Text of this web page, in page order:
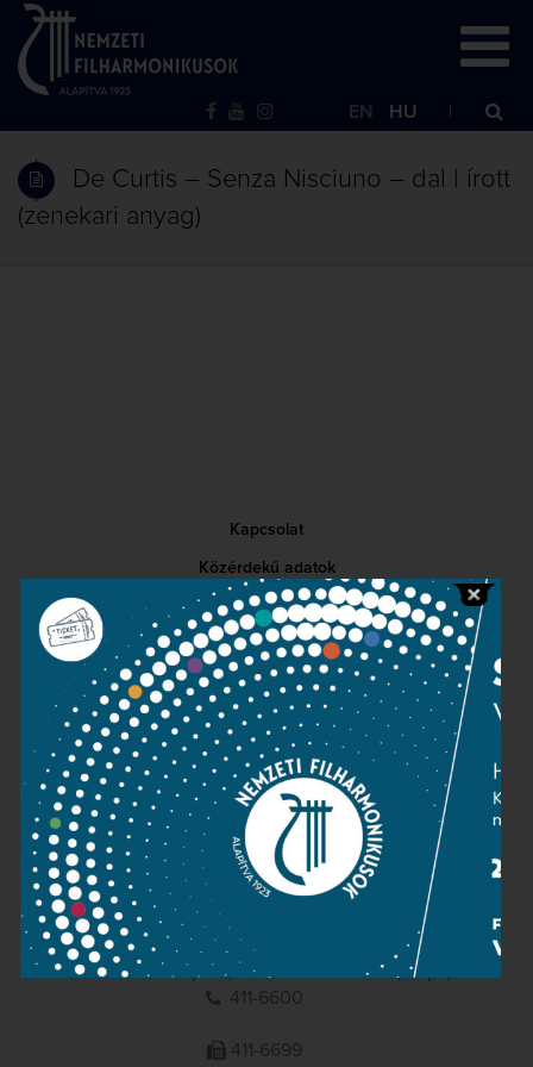
EN HU
De Curtis – Senza Nisciuno – dal | írott
(zenekari anyag)
Kapcsolat
Közérdekű adatok
Sajtószoba
Adatvédelem
Impresszum
NEMZETI
FILHARMONIKUSOK
1095 Budapest, Komor Marcell u. 1. (Müpa)
411-6600
411-6699